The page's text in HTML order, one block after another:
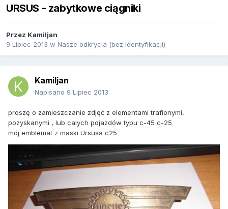
URSUS - zabytkowe ciągniki
Przez Kamiljan
9 Lipiec 2013 w Nasze odkrycia (bez identyfikacji)
Kamiljan
Napisano 9 Lipiec 2013
proszę o zamieszczanie zdjęć z elementami trafionymi,
pozyskanymi , lub calych pojazdów typu c-45 c-25
mój emblemat z maski Ursusa c25